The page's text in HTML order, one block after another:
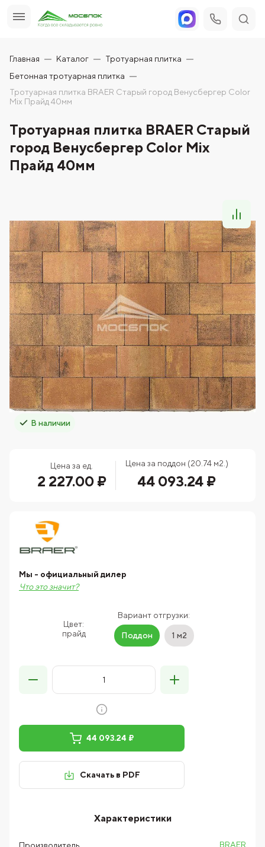
Главная Каталог
Тротуарная плитка
Бетонная тротуарная плитка
Тротуарная плитка BRAER Старый город Венусбергер Color
Mix Прайд 40мм
Тротуарная плитка BRAER Старый
город Венусбергер Color Mix
Прайд 40мм
В наличии
Цена за ед.
2 227.00 ₽
Цена за поддон (20.74 м2.)
44 093.24 ₽
Цвет:
прайд
Вариант отгрузки:
Поддон 1 м2
Мы - официальный дилер
Что это значит?
44 093.24 ₽
Скачать в PDF
Характеристики
BRAER